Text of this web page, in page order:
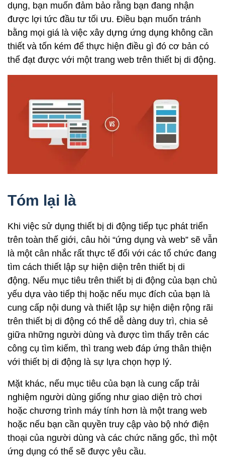
dụng, bạn muốn đảm bảo rằng bạn đang nhận
được lợi tức đầu tư tối ưu. Điều bạn muốn tránh
bằng mọi giá là việc xây dựng ứng dụng không cần
thiết và tốn kém để thực hiện điều gì đó cơ bản có
thể đạt được với một trang web trên thiết bị di động.
Tóm lại là
Khi việc sử dụng thiết bị di động tiếp tục phát triển
trên toàn thế giới, câu hỏi “ứng dụng và web” sẽ vẫn
là một cân nhắc rất thực tế đối với các tổ chức đang
tìm cách thiết lập sự hiện diện trên thiết bị di
động. Nếu mục tiêu trên thiết bị di động của bạn chủ
yếu dựa vào tiếp thị hoặc nếu mục đích của bạn là
cung cấp nội dung và thiết lập sự hiện diện rộng rãi
trên thiết bị di động có thể dễ dàng duy trì, chia sẻ
giữa những người dùng và được tìm thấy trên các
công cụ tìm kiếm, thì trang web đáp ứng thân thiện
với thiết bị di động là sự lựa chọn hợp lý.
Mặt khác, nếu mục tiêu của bạn là cung cấp trải
nghiệm người dùng giống như giao diện trò chơi
hoặc chương trình máy tính hơn là một trang web
hoặc nếu bạn cần quyền truy cập vào bộ nhớ điện
thoại của người dùng và các chức năng gốc, thì một
ứng dụng có thể sẽ được yêu cầu.